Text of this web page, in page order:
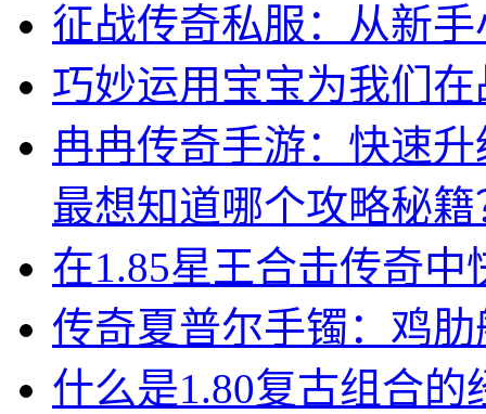
征战传奇私服：从新
巧妙运用宝宝为我们
冉冉传奇手游：快速
最想知道哪个攻略秘籍
在1.85星王合击传奇
传奇夏普尔手镯：鸡
什么是1.80复古组合的